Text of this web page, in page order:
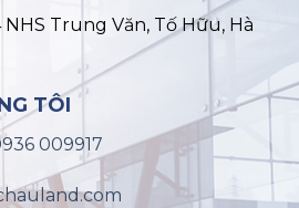
Trung Văn, Tố Hữu, Hà
TÔI
009917